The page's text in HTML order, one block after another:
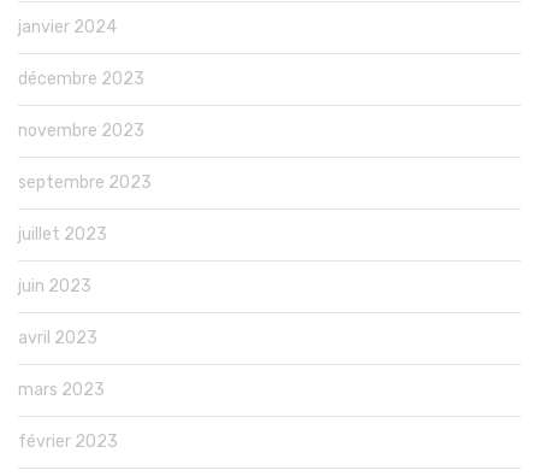
janvier 2024
décembre 2023
novembre 2023
septembre 2023
juillet 2023
juin 2023
avril 2023
mars 2023
février 2023